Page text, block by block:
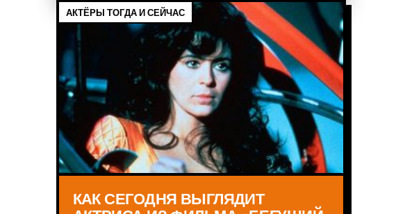
АКТЁРЫ ТОГДА И СЕЙЧАС
КАК СЕГОДНЯ ВЫГЛЯДИТ